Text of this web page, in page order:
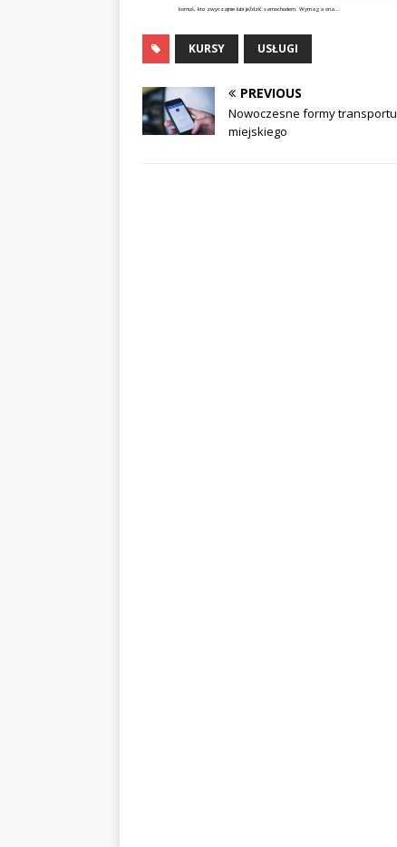
komuś, kto zwyczajnie lubi jeździć samochodem. Wymaga ona...
KURSY USŁUGI
PREVIOUS
Nowoczesne formy transportu
miejskiego